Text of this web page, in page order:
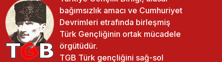
bağımsızlık amacı ve Cumhuriyet
Devrimleri etrafında birleşmiş
Türk Gençliğinin ortak mücadele
örgütüdür.
TGB Türk gençliğini sağ-sol